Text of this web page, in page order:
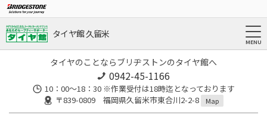
タイヤ館 久留米
タイヤのことならブリヂストンのタイヤ館へ
0942-45-1166
10：00～18：30 ※作業受付は18時迄となっております
〒839-0809 福岡県久留米市東合川2-2-8
Map